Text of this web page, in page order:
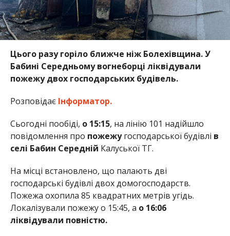
Цього разу горіло ближче ніж Болехівщина. У
Бабині Середньому вогнеборці ліквідували
пожежу двох господарських будівель.
Розповідає Інформатор.
Сьогодні пообіді, о 15:15, на лінію 101 надійшло
повідомлення про пожежугосподарської будівлі в
селі Бабин Середній Калуської ТГ.
На місці встановлено, що палають дві
господарські будівлі двох домогосподарств.
Пожежа охопила 85 квадратних метрів угідь.
Локалізували пожежу о 15:45, а о 16:06
ліквідували повністю.